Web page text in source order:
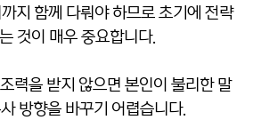
지 함께 다뤄야 하므로 초기에 전략
것이 매우 중요합니다.
력을 받지 않으면 본인이 불리한 말
방향을 바꾸기 어렵습니다.